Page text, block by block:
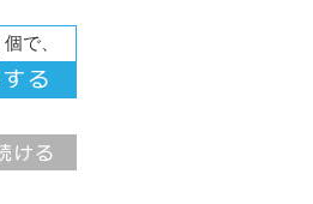
個で、